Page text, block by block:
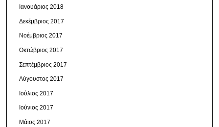
Ιανουάριος 2018
Δεκέμβριος 2017
Νοέμβριος 2017
Οκτώβριος 2017
Σεπτέμβριος 2017
Αύγουστος 2017
Ιούλιος 2017
Ιούνιος 2017
Μάιος 2017